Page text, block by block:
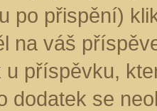
po přispění)
na váš
u příspěvku,
dodatek se